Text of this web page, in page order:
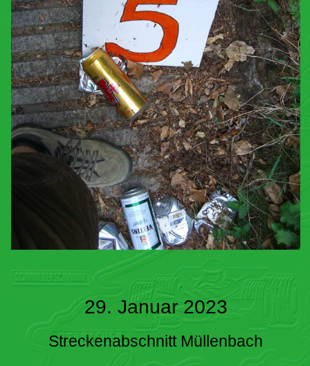
29. Januar 2023
Streckenabschnitt Müllenbach